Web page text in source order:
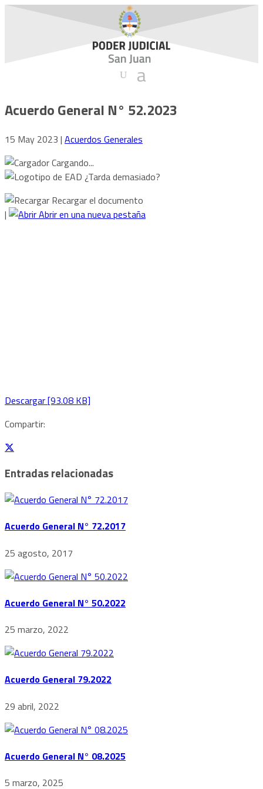
Acuerdo General N° 52.2023
15 May 2023 | Acuerdos Generales
Cargando...
¿Tarda demasiado?
Recargar el documento
|
Abrir en una nueva pestaña
Descargar [93.08 KB]
Compartir:
Entradas relacionadas
Acuerdo General N° 72.2017
25 agosto, 2017
Acuerdo General N° 50.2022
25 marzo, 2022
Acuerdo General 79.2022
29 abril, 2022
Acuerdo General N° 08.2025
5 marzo, 2025